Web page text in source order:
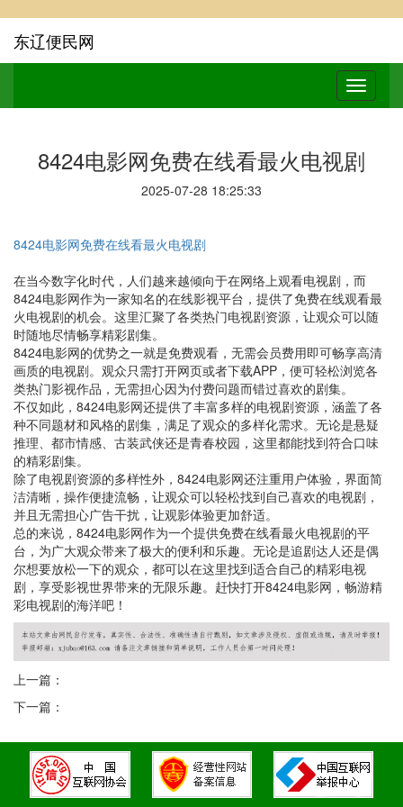
东辽便民网
8424电影网免费在线看最火电视剧
2025-07-28 18:25:33
8424电影网免费在线看最火电视剧
在当今数字化时代，人们越来越倾向于在网络上观看电视剧，而
8424电影网作为一家知名的在线影视平台，提供了免费在线观看最
火电视剧的机会。这里汇聚了各类热门电视剧资源，让观众可以随
时随地尽情畅享精彩剧集。
8424电影网的优势之一就是免费观看，无需会员费用即可畅享高清
画质的电视剧。观众只需打开网页或者下载APP，便可轻松浏览各
类热门影视作品，无需担心因为付费问题而错过喜欢的剧集。
不仅如此，8424电影网还提供了丰富多样的电视剧资源，涵盖了各
种不同题材和风格的剧集，满足了观众的多样化需求。无论是悬疑
推理、都市情感、古装武侠还是青春校园，这里都能找到符合口味
的精彩剧集。
除了电视剧资源的多样性外，8424电影网还注重用户体验，界面简
洁清晰，操作便捷流畅，让观众可以轻松找到自己喜欢的电视剧，
并且无需担心广告干扰，让观影体验更加舒适。
总的来说，8424电影网作为一个提供免费在线看最火电视剧的平
台，为广大观众带来了极大的便利和乐趣。无论是追剧达人还是偶
尔想要放松一下的观众，都可以在这里找到适合自己的精彩电视
剧，享受影视世界带来的无限乐趣。赶快打开8424电影网，畅游精
彩电视剧的海洋吧！
上一篇：
下一篇：